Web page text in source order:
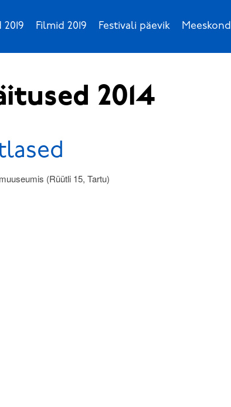
Filmid 2019 Festivali päevik Meeskond
2014
(Rüütli 15, Tartu)